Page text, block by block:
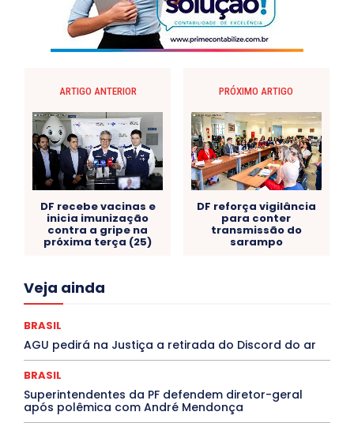
ARTIGO ANTERIOR
DF recebe vacinas e
inicia imunização
contra a gripe na
próxima terça (25)
PRÓXIMO ARTIGO
DF reforça vigilância
para conter
transmissão do
sarampo
Veja ainda
Acre
Congressuanas & Esplanadumas
Covid-19
Crônica Política Crônicas
CULTURA
Cultura e Tal
DANÇA Dengue
Denuncia
DESTAQUES OUTROS
DISTRITO FEDERAL
EDUCAÇÃO
ELEIÇÕES
EMPREGO E OPORTUNIDADES
BRASIL
AGU pedirá na Justiça a retirada do Discord do ar
BRASIL
Superintendentes da PF defendem diretor-geral
após polêmica com André Mendonça